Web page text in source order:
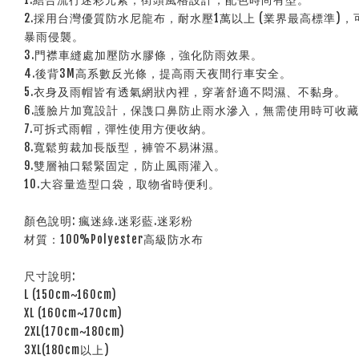
2.採用台灣優質防水尼龍布，耐水壓1萬以上 (業界最高標準)，
暴雨侵襲。
3.門襟車縫處加壓防水膠條，強化防雨效果。
4.後背3M高系數反光條，提高雨天夜間行車安全。
5.衣身及雨帽皆有透氣網狀內裡，穿著舒適不悶濕、不黏身。
6.護臉片加寬設計，保謢口鼻防止雨水滲入，無需使用時可收藏
7.可拆式雨帽，彈性使用方便收納。
8.寬鬆剪裁加長版型，褲管不易淋濕。
9.雙層袖口鬆緊固定，防止風雨灌入。
10.大容量造型口袋，取物省時便利。
顏色說明: 瘋迷綠.迷彩藍.迷彩粉
材質：100%Polyester高級防水布
尺寸說明:
L (150cm~160cm)
XL (160cm~170cm)
2XL(170cm~180cm)
3XL(180cm以上)